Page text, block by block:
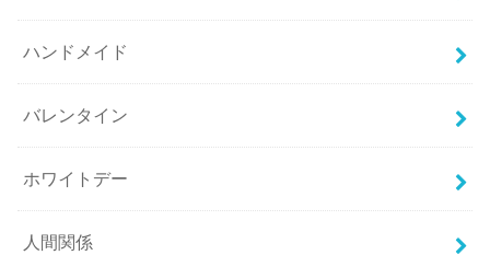
ハンドメイド
バレンタイン
ホワイトデー
人間関係